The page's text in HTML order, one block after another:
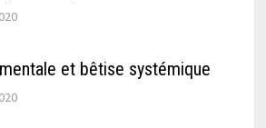
et bêtise systémique